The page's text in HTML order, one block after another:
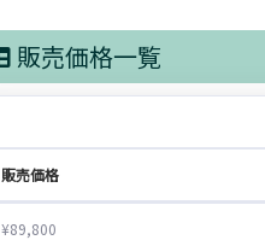
販売価格一覧
販売価格
¥89,800